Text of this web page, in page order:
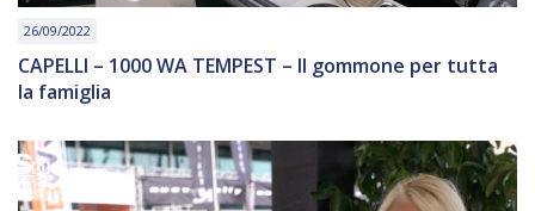
26/09/2022
CAPELLI – 1000 WA TEMPEST – Il gommone per tutta
la famiglia